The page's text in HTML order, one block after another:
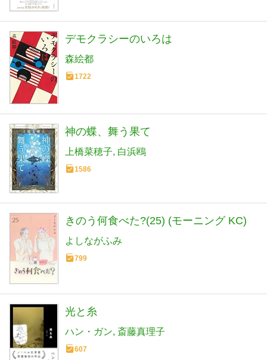
デモクラシーのいろは
森絵都
1722
神の蝶、舞う果て
上橋菜穂子 白浜鴎
1586
きのう何食べた?(25) (モーニング KC)
よしながふみ
799
光と糸
ハン・ガン 斎藤真理子
607